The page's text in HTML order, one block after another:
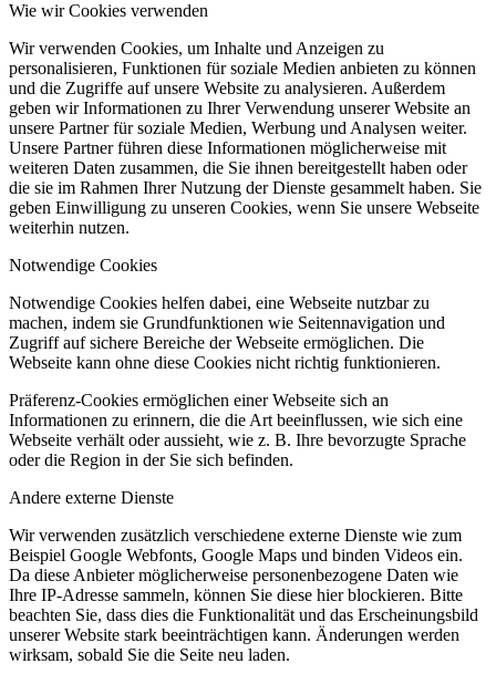
Wie wir Cookies verwenden
Wir verwenden Cookies, um Inhalte und Anzeigen zu
personalisieren, Funktionen für soziale Medien anbieten zu können
und die Zugriffe auf unsere Website zu analysieren. Außerdem
geben wir Informationen zu Ihrer Verwendung unserer Website an
unsere Partner für soziale Medien, Werbung und Analysen weiter.
Unsere Partner führen diese Informationen möglicherweise mit
weiteren Daten zusammen, die Sie ihnen bereitgestellt haben oder
die sie im Rahmen Ihrer Nutzung der Dienste gesammelt haben. Sie
geben Einwilligung zu unseren Cookies, wenn Sie unsere Webseite
weiterhin nutzen.
Notwendige Cookies
Notwendige Cookies helfen dabei, eine Webseite nutzbar zu
machen, indem sie Grundfunktionen wie Seitennavigation und
Zugriff auf sichere Bereiche der Webseite ermöglichen. Die
Webseite kann ohne diese Cookies nicht richtig funktionieren.
Präferenz-Cookies ermöglichen einer Webseite sich an
Informationen zu erinnern, die die Art beeinflussen, wie sich eine
Webseite verhält oder aussieht, wie z. B. Ihre bevorzugte Sprache
oder die Region in der Sie sich befinden.
Andere externe Dienste
Wir verwenden zusätzlich verschiedene externe Dienste wie zum
Beispiel Google Webfonts, Google Maps und binden Videos ein.
Da diese Anbieter möglicherweise personenbezogene Daten wie
Ihre IP-Adresse sammeln, können Sie diese hier blockieren. Bitte
beachten Sie, dass dies die Funktionalität und das Erscheinungsbild
unserer Website stark beeinträchtigen kann. Änderungen werden
wirksam, sobald Sie die Seite neu laden.